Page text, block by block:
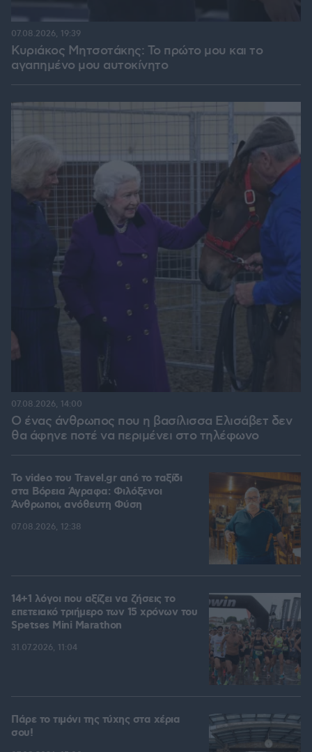
Κυριάκος Μητσοτάκης: Το πρώτο μου και το
αγαπημένο μου αυτοκίνητο
07.08.2026, 19:39
Ο ένας άνθρωπος που η βασίλισσα Ελισάβετ δεν
θα άφηνε ποτέ να περιμένει στο τηλέφωνο
07.08.2026, 14:00
To video του Travel.gr από το ταξίδι
στα Βόρεια Άγραφα: Φιλόξενοι
Άνθρωποι, ανόθευτη Φύση
07.08.2026, 12:38
14+1 λόγοι που αξίζει να ζήσεις το
επετειακό τριήμερο των 15 χρόνων του
Spetses Mini Marathon
31.07.2026, 11:04
Πάρε το τιμόνι της τύχης στα χέρια
σου!